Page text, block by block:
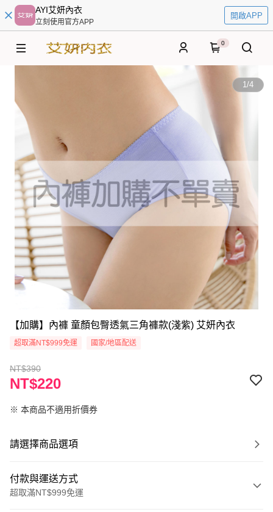
AYI艾妍內衣
立刻使用官方APP
開啟APP
0
1/4
【加購】內褲 童顏包臀透氣三角褲款(淺紫) 艾妍內衣
超取滿NT$999免運 國家/地區配送
NT$390
NT$220
※ 本商品不適用折價券
請選擇商品選項
付款與運送方式
超取滿NT$999免運